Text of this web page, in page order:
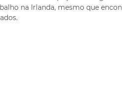
na Irlanda, mesmo que